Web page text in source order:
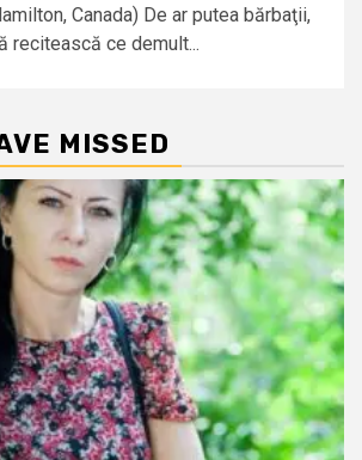
Canada) De ar putea bărbaţii,
recitească ce demult...
MISSED